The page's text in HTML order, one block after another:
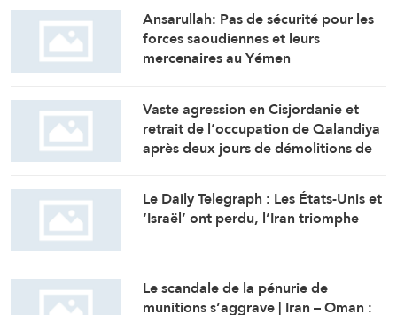
Ansarullah: Pas de sécurité pour les
forces saoudiennes et leurs
mercenaires au Yémen
Vaste agression en Cisjordanie et
retrait de l’occupation de Qalandiya
après deux jours de démolitions de
Le Daily Telegraph : Les États-Unis et
‘Israël’ ont perdu, l’Iran triomphe
Le scandale de la pénurie de
munitions s’aggrave | Iran – Oman :